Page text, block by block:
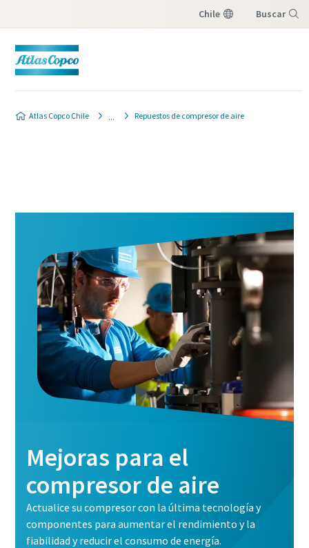
Chile Buscar
Atlas Copco Chile Repuestos de compresor de aire
Mejoras para el
compresor de aire
Actualice su compresor con la última tecnología y
componentes para aumentar el rendimiento y la
fiabilidad y reducir el consumo de energía.